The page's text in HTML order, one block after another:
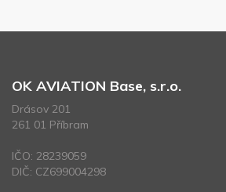
OK AVIATION Base, s.r.o.
Drásov 201
261 01 Příbram
IČO: 28239059
DIČ: CZ699004298